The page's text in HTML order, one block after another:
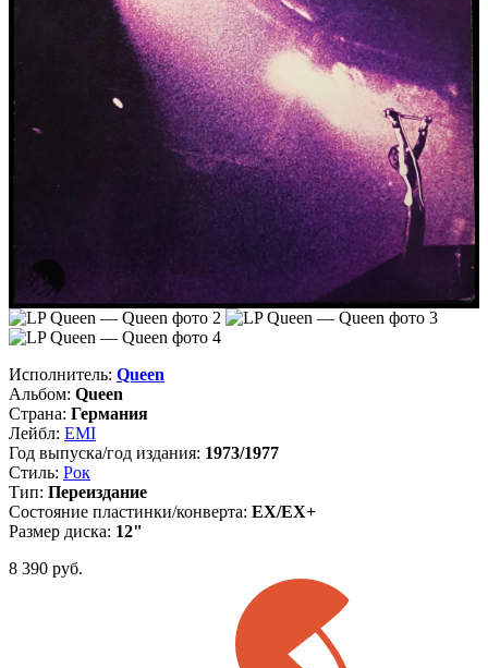
Исполнитель: Queen
Альбом: Queen
Страна: Германия
Лейбл: EMI
Год выпуска/год издания: 1973/1977
Стиль: Рок
Тип: Переиздание
Состояние пластинки/конверта: EX/EX+
Размер диска: 12"
8 390 руб.